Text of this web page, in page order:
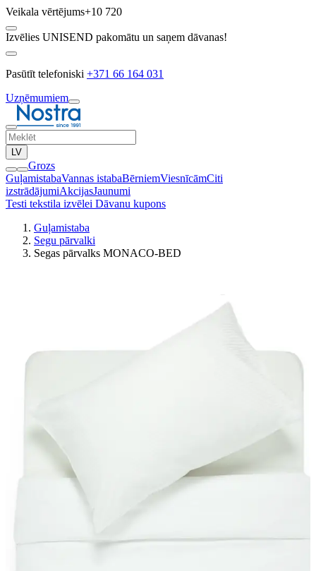
Veikala vērtējums+10 720
Izvēlies UNISEND pakomātu un saņem dāvanas!
Pasūtīt telefoniski +371 66 164 031
Uzņēmumiem
LV
Grozs
GuļamistabaVannas istabaBērniemViesnīcāmCiti
izstrādājumiAkcijasJaunumi
Testi tekstila izvēlei Dāvanu kupons
Guļamistaba
Segu pārvalki
Segas pārvalks MONACO-BED